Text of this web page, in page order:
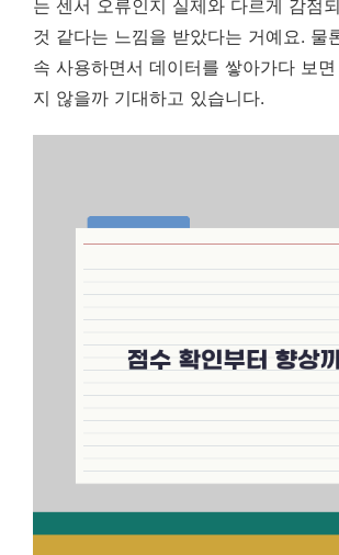
는 센서 오류인지 실제와 다르게 감점
것 같다는 느낌을 받았다는 거예요. 물
속 사용하면서 데이터를 쌓아가다 보
지 않을까 기대하고 있습니다.